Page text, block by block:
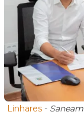
Linhares -